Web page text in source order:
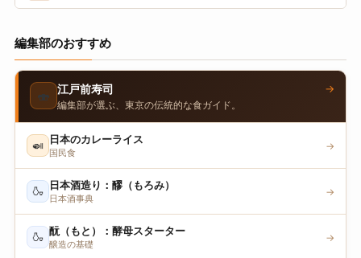
編集部のおすすめ
🍣 江戸前寿司
編集部が選ぶ、東京の伝統的な食ガイド。
→
🍛 日本のカレーライス
国民食
→
🍶 日本酒造り：醪（もろみ）
日本酒事典
→
🍶 酛（もと）：酵母スターター
醸造の基礎
→